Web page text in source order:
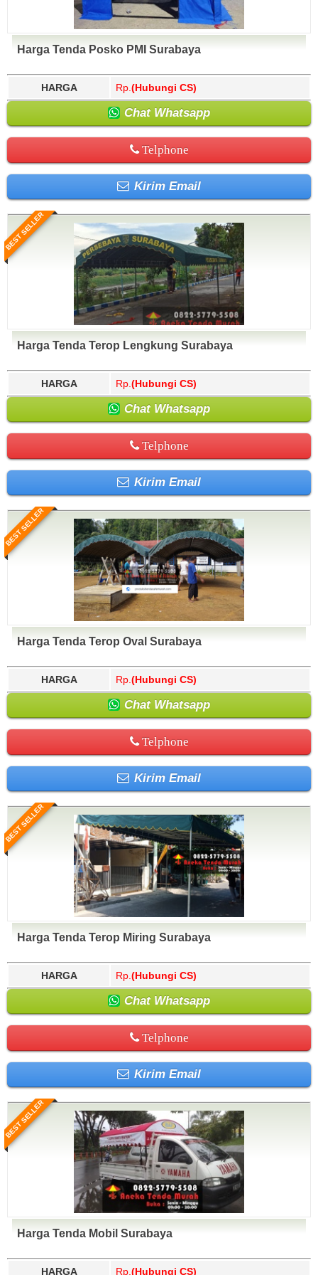
Harga Tenda Posko PMI Surabaya
HARGA Rp. (Hubungi CS)
Chat Whatsapp
Telphone
Kirim Email
BEST SELLER
Harga Tenda Terop Lengkung Surabaya
HARGA Rp. (Hubungi CS)
Chat Whatsapp
Telphone
Kirim Email
BEST SELLER
Harga Tenda Terop Oval Surabaya
HARGA Rp. (Hubungi CS)
Chat Whatsapp
Telphone
Kirim Email
BEST SELLER
Harga Tenda Terop Miring Surabaya
HARGA Rp. (Hubungi CS)
Chat Whatsapp
Telphone
Kirim Email
BEST SELLER
Harga Tenda Mobil Surabaya
HARGA Rp. (Hubungi CS)